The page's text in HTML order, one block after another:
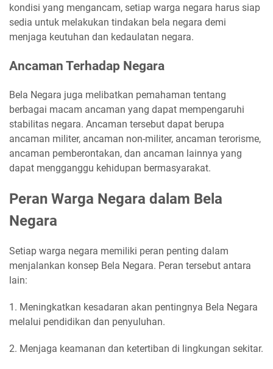
kondisi yang mengancam, setiap warga negara harus siap
sedia untuk melakukan tindakan bela negara demi
menjaga keutuhan dan kedaulatan negara.
Ancaman Terhadap Negara
Bela Negara juga melibatkan pemahaman tentang
berbagai macam ancaman yang dapat mempengaruhi
stabilitas negara. Ancaman tersebut dapat berupa
ancaman militer, ancaman non-militer, ancaman terorisme,
ancaman pemberontakan, dan ancaman lainnya yang
dapat mengganggu kehidupan bermasyarakat.
Peran Warga Negara dalam Bela
Negara
Setiap warga negara memiliki peran penting dalam
menjalankan konsep Bela Negara. Peran tersebut antara
lain:
1. Meningkatkan kesadaran akan pentingnya Bela Negara
melalui pendidikan dan penyuluhan.
2. Menjaga keamanan dan ketertiban di lingkungan sekitar.